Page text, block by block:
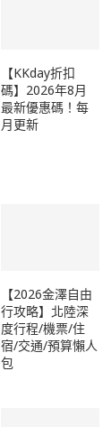
【KKday折扣
碼】2026年8月
最新優惠碼！每
月更新
【2026金澤自由
行攻略】北陸深
度行程/機票/住
宿/交通/預算懶人
包